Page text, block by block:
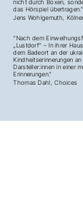
nicht durch Boxen,
das Hörspiel übertragen.”
Jens Wohlgemuth,
“Nach dem
„Lustdorf“ – In ihrer
dem Badeort an der
Kindheitserinnerungen
Darsteller:innen in einer
Erinnerungen.”
Thomas Dahl, Choices